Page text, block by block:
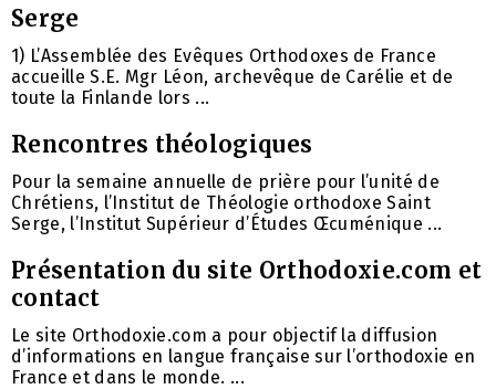
Serge
1) L’Assemblée des Evêques Orthodoxes de France
accueille S.E. Mgr Léon, archevêque de Carélie et de
toute la Finlande lors ...
Rencontres théologiques
Pour la semaine annuelle de prière pour l’unité de
Chrétiens, l’Institut de Théologie orthodoxe Saint
Serge, l’Institut Supérieur d’Études Œcuménique ...
Présentation du site Orthodoxie.com et
contact
Le site Orthodoxie.com a pour objectif la diffusion
d’informations en langue française sur l’orthodoxie en
France et dans le monde. ...